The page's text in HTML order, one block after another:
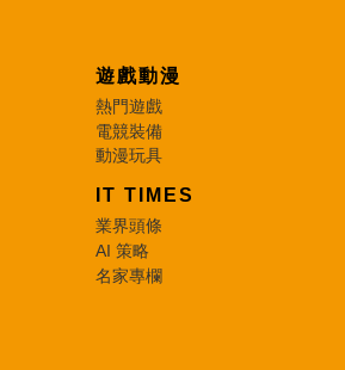
遊戲動漫
熱門遊戲
電競裝備
動漫玩具
IT TIMES
業界頭條
AI 策略
名家專欄